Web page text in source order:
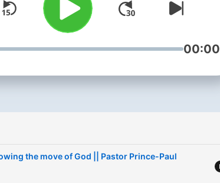
00:00
the move of God || Pastor Prince-Paul